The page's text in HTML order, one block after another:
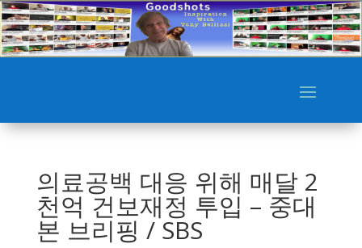
의료공백 대응 위해 매달 2
천억 건보재정 투입 – 중대
본 브리핑 / SBS